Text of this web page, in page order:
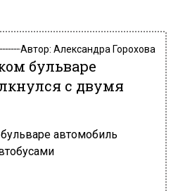
Автор: Александра Горохова
бульваре
с двумя